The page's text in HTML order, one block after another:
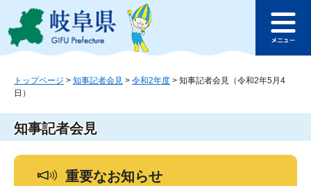
ジ
ュ
このページの本文へ
ュ
トップページ > 知事記者会見 > 令和2年度 > 知事記者会見（令和2年5月4
日）
知事記者会見
重要なお知らせ